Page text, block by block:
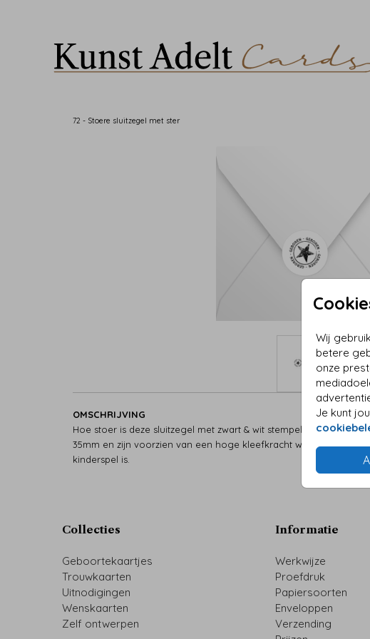
Wij
betere
onze
Je kunt
72 - Stoere sluitzegel met ster
OMSCHRIJVING
Hoe stoer is deze sluitzegel met zwart & wit stempel en ster? De
35mm en zijn voorzien van een hoge kleefkracht waardoor het
kinderspel is.
Collecties
Geboortekaartjes
Trouwkaarten
Uitnodigingen
Wenskaarten
Zelf ontwerpen
Informatie
Werkwijze
Proefdruk
Papiersoorten
Enveloppen
Verzending